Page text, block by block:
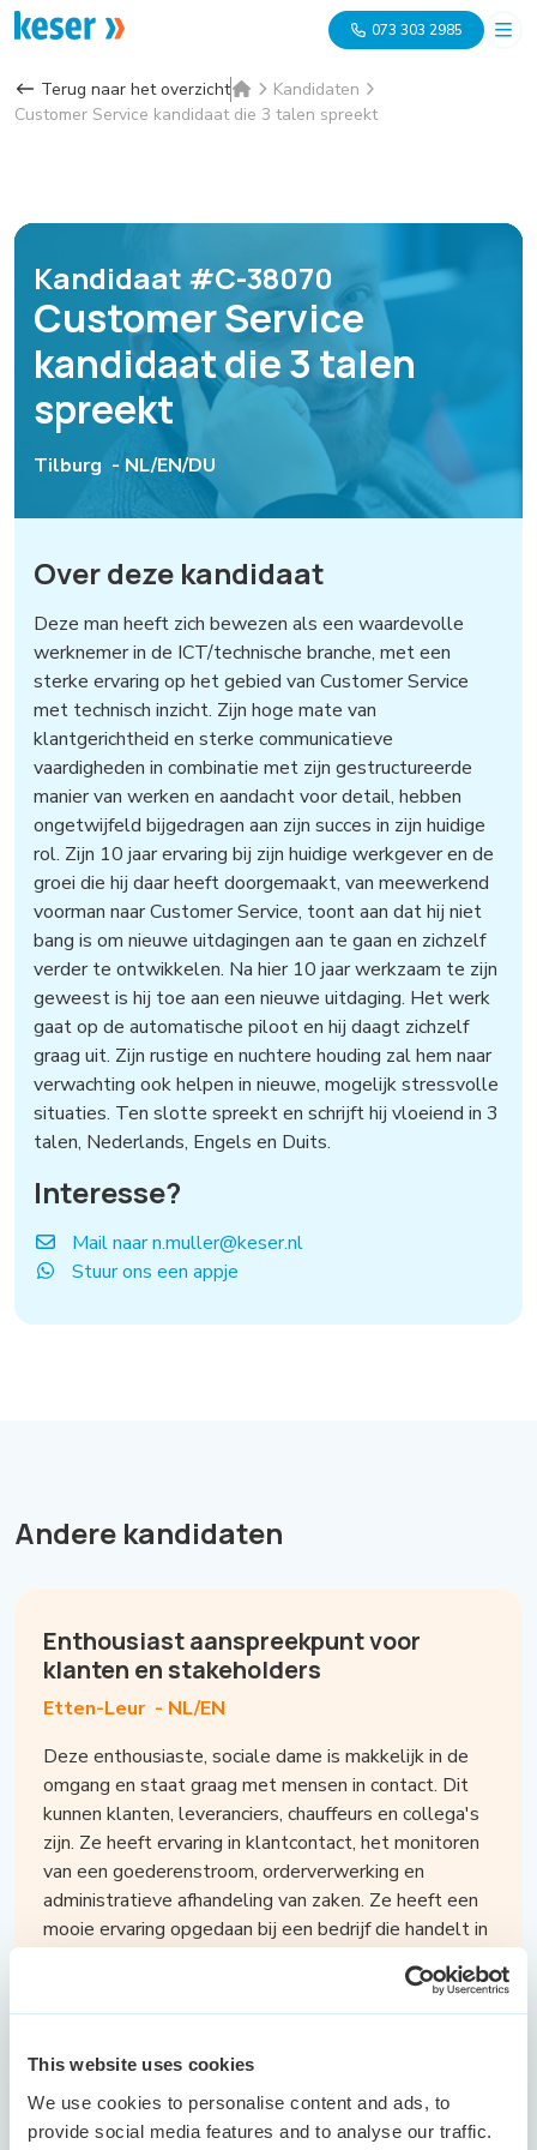
This website uses cookies
We use cookies to personalise content and ads, to
provide social media features and to analyse our traffic.
073 303 2985
Terug naar het overzicht
Kandidaten
Customer Service kandidaat die 3 talen spreekt
Kandidaat #C-38070
Customer Service
kandidaat die 3 talen
spreekt
Tilburg - NL/EN/DU
Over deze kandidaat
Deze man heeft zich bewezen als een waardevolle
werknemer in de ICT/technische branche, met een
sterke ervaring op het gebied van Customer Service
met technisch inzicht. Zijn hoge mate van
klantgerichtheid en sterke communicatieve
vaardigheden in combinatie met zijn gestructureerde
manier van werken en aandacht voor detail, hebben
ongetwijfeld bijgedragen aan zijn succes in zijn huidige
rol. Zijn 10 jaar ervaring bij zijn huidige werkgever en de
groei die hij daar heeft doorgemaakt, van meewerkend
voorman naar Customer Service, toont aan dat hij niet
bang is om nieuwe uitdagingen aan te gaan en zichzelf
verder te ontwikkelen. Na hier 10 jaar werkzaam te zijn
geweest is hij toe aan een nieuwe uitdaging. Het werk
gaat op de automatische piloot en hij daagt zichzelf
graag uit. Zijn rustige en nuchtere houding zal hem naar
verwachting ook helpen in nieuwe, mogelijk stressvolle
situaties. Ten slotte spreekt en schrijft hij vloeiend in 3
talen, Nederlands, Engels en Duits.
Interesse?
Mail naar n.muller@keser.nl
Stuur ons een appje
Andere kandidaten
Enthousiast aanspreekpunt voor
klanten en stakeholders
Etten-Leur - NL/EN
Deze enthousiaste, sociale dame is makkelijk in de
omgang en staat graag met mensen in contact. Dit
kunnen klanten, leveranciers, chauffeurs en collega's
zijn. Ze heeft ervaring in klantcontact, het monitoren
van een goederenstroom, orderverwerking en
administratieve afhandeling van zaken. Ze heeft een
mooie ervaring opgedaan bij een bedrijf die handelt in
verantwoordelijk was voor het ontvangen van
klanten en de communicatie. Vervolgens is zij terecht
tijd heeft gehad. Ze stond hier dagelijks in contact
met veel chauffeurs en de sfeer in een logistieke
omgeving spreekt haar heel erg aan. Uiteindelijk